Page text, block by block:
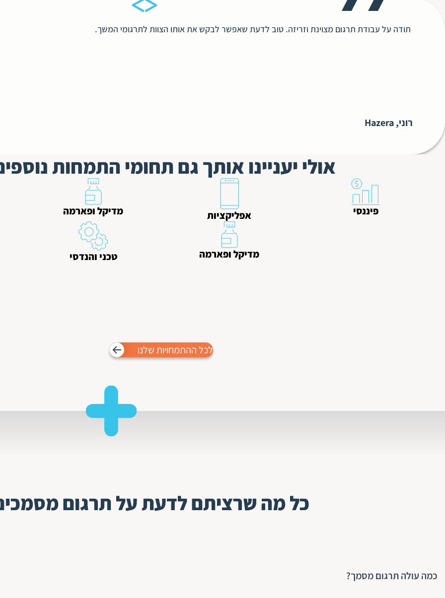
תודה על עבודת תרגום מצוינת וזריזה. טוב לדעת שאפשר לבקש את אותו הצוות לתרגומי המשך.
רוני, Hazera
אולי יעניינו אותך גם תחומי התמחות
פיננסי אפליקציות מדיקל ופארמה
מדיקל ופארמה טכני והנדסי
לכל ההתמחויות שלנו
כל מה שרציתם לדעת על תרגום
כמה עולה תרגום מסמך?